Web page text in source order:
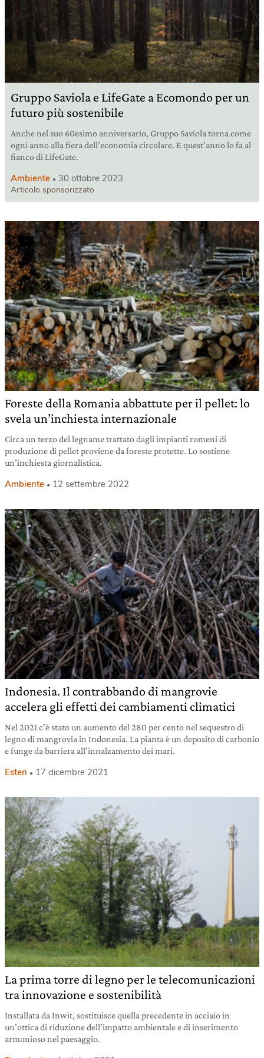
Gruppo Saviola e LifeGate a Ecomondo per un
futuro più sostenibile
Anche nel suo 60esimo anniversario, Gruppo Saviola torna come
ogni anno alla fiera dell’economia circolare. E quest’anno lo fa al
fianco di LifeGate.
Ambiente 30 ottobre 2023
Articolo sponsorizzato
Foreste della Romania abbattute per il pellet: lo
svela un’inchiesta internazionale
Circa un terzo del legname trattato dagli impianti romeni di
produzione di pellet proviene da foreste protette. Lo sostiene
un’inchiesta giornalistica.
Ambiente 12 settembre 2022
Indonesia. Il contrabbando di mangrovie
accelera gli effetti dei cambiamenti climatici
Nel 2021 c’è stato un aumento del 280 per cento nel sequestro di
legno di mangrovia in Indonesia. La pianta è un deposito di carbonio
e funge da barriera all’innalzamento dei mari.
Esteri 17 dicembre 2021
La prima torre di legno per le telecomunicazioni
tra innovazione e sostenibilità
Installata da Inwit, sostituisce quella precedente in acciaio in
un’ottica di riduzione dell’impatto ambientale e di inserimento
armonioso nel paesaggio.